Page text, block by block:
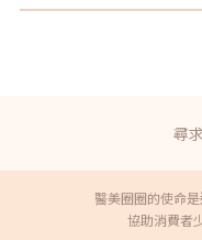
尋
醫美圈圈的使命
協助消費者